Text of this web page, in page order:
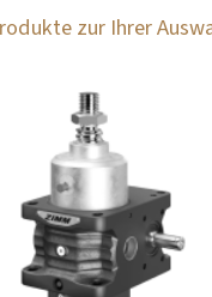
zur Ihrer